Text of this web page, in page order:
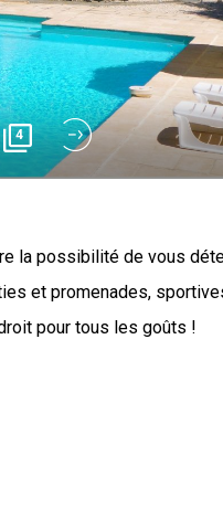
4
la possibilité de vous
et promenades,
pour tous les goûts !
maison traditionnelle en